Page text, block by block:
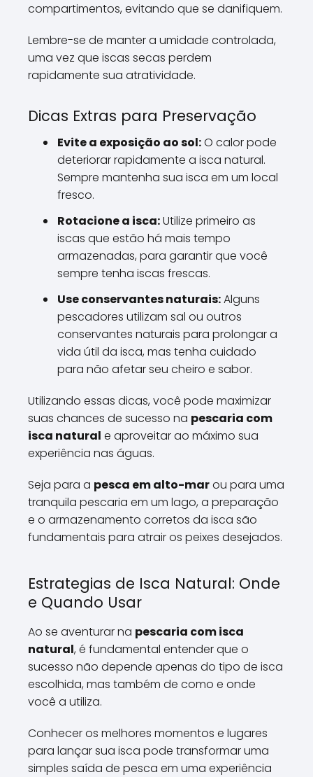
compartimentos, evitando que se danifiquem.
Lembre-se de manter a umidade controlada,
uma vez que iscas secas perdem
rapidamente sua atratividade.
Dicas Extras para Preservação
Evite a exposição ao sol:O calor pode
deteriorar rapidamente a isca natural.
Sempre mantenha sua isca em um local
fresco.
Rotacione a isca:Utilize primeiro as
iscas que estão há mais tempo
armazenadas, para garantir que você
sempre tenha iscas frescas.
Use conservantes naturais:Alguns
pescadores utilizam sal ou outros
conservantes naturais para prolongar a
vida útil da isca, mas tenha cuidado
para não afetar seu cheiro e sabor.
Utilizando essas dicas, você pode maximizar
suas chances de sucesso na pescaria com
isca natural e aproveitar ao máximo sua
experiência nas águas.
Seja para a pesca em alto-marou para uma
tranquila pescaria em um lago, a preparação
e o armazenamento corretos da isca são
fundamentais para atrair os peixes desejados.
Estrategias de Isca Natural: Onde
e Quando Usar
Ao se aventurar na pescaria com isca
natural, é fundamental entender que o
sucesso não depende apenas do tipo de isca
escolhida, mas também de como e onde
você a utiliza.
Conhecer os melhores momentos e lugares
para lançar sua isca pode transformar uma
simples saída de pesca em uma experiência